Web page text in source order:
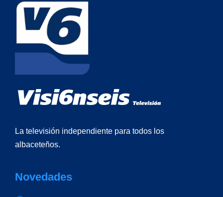
La televisión independiente para todos los
albaceteños.
Novedades